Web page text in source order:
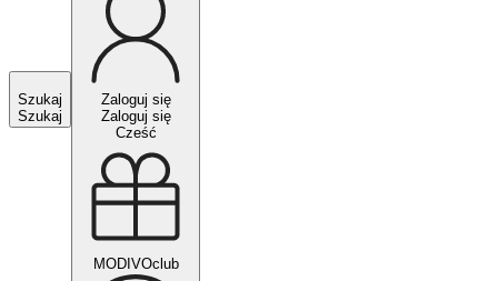
Szukaj
Szukaj
Zaloguj się
Zaloguj się
Cześć
MODIVOclub